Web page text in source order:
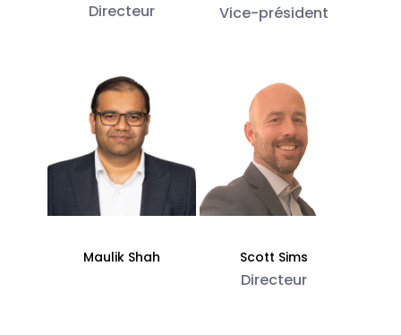
Directeur Vice-président
Maulik Shah Scott Sims
Directeur